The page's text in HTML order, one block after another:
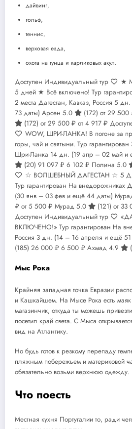
дайвинг,
гольф,
теннис,
верховая езда,
охота на тунца и карликовых акул.
Доступен Индивидуальный тур
★
5 дней ★ Всё включено! Тур
2 места Дагестан, Кавказ, Россия 5 дн.
73 даты) Арсен 5.0 (172) от 29 500
(172) от 29 500 ₽ от 4 917 ₽
WOW, ШРИ-ЛАНКА! В погоне за
горы, чай и святыни. Тур
Шри-Ланка 14 дн. (19 апр – 02 май и
(20) 91 097 ₽ 6 102 ₽ Полина 5.0
☆ ВОЛШЕБНЫЙ ДАГЕСТАН ☆ 5
Тур гарантирован На внедорожниках
(30 янв – 03 фев и ещё 44 даты)
₽ от 5 500 ₽ Мурад 5.0 (121) от 33
Доступен Индивидуальный тур
ВКЛЮЧЕНО!» Тур гарантирован На
Россия 3 дн. (14 – 16 апреля и ещё 51
(185) 26 000 ₽ 6 500 ₽ Ахмад 4.9
Мыс Рока
Крайняя западная точка Евразии
и Кашкайшем. На Мысе Рока есть
магазинчик, откуда ты можешь
посетил край света. С Мыса
вид на Атлантику.
Но будь готов к резкому перепаду
пляжным побережьем и материковой
обязательно возьми верхнюю одежду.
Что поесть
Местная кухня Португалии то, ради